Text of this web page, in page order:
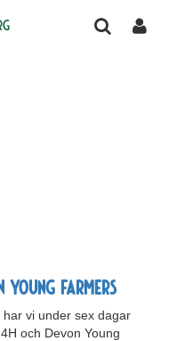
Young farmers
vi under sex dagar
och Devon Young